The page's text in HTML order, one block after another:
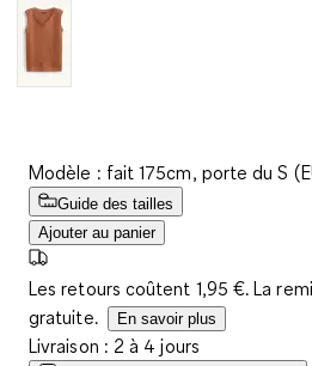
Modèle : fait 175cm, porte du S
Guide des tailles
Ajouter au panier
Les retours coûtent 1,95 €. La
gratuite.
En savoir plus
Livraison : 2 à 4 jours